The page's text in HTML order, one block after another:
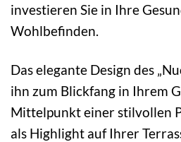
investieren Sie in Ihre
Wohlbefinden.
Das elegante Design des
ihn zum Blickfang in Ihrem
Mittelpunkt einer stilvollen
als Highlight auf Ihrer